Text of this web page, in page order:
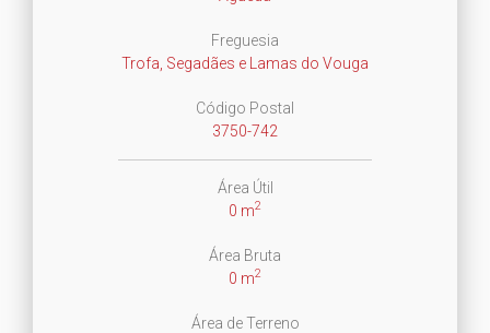
Freguesia
Trofa, Segadães e Lamas do Vouga
Código Postal
3750-742
Área Útil
0 m2
Área Bruta
0 m2
Área de Terreno